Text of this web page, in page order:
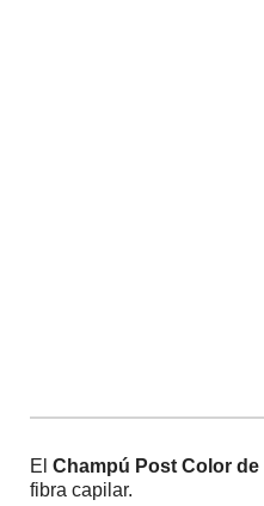
El Champú Post Color de
fibra capilar.